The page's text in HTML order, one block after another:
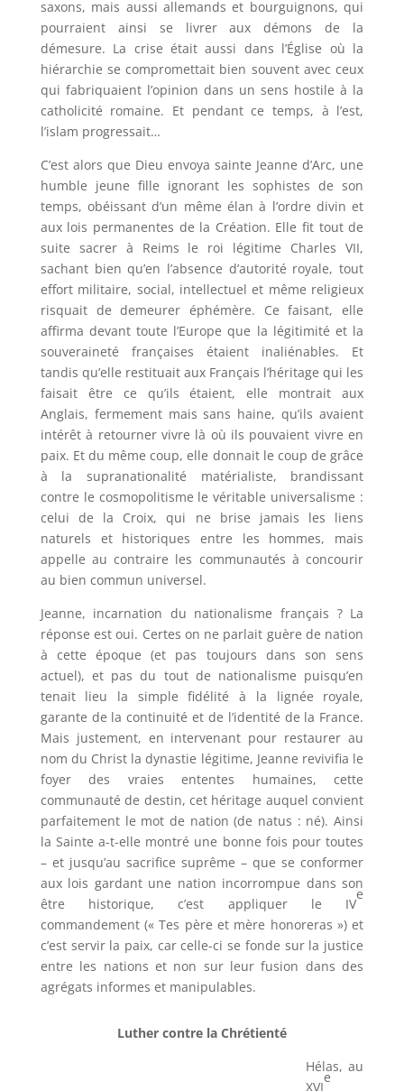
saxons, mais aussi allemands et bourguignons, qui
pourraient ainsi se livrer aux démons de la
démesure. La crise était aussi dans l’Église où la
hiérarchie se compromettait bien souvent avec ceux
qui fabriquaient l’opinion dans un sens hostile à la
catholicité romaine. Et pendant ce temps, à l’est,
l’islam progressait…
C’est alors que Dieu envoya sainte Jeanne d’Arc, une
humble jeune fille ignorant les sophistes de son
temps, obéissant d’un même élan à l’ordre divin et
aux lois permanentes de la Création. Elle fit tout de
suite sacrer à Reims le roi légitime Charles VII,
sachant bien qu’en l’absence d’autorité royale, tout
effort militaire, social, intellectuel et même religieux
risquait de demeurer éphémère. Ce faisant, elle
affirma devant toute l’Europe que la légitimité et la
souveraineté françaises étaient inaliénables. Et
tandis qu’elle restituait aux Français l’héritage qui les
faisait être ce qu’ils étaient, elle montrait aux
Anglais, fermement mais sans haine, qu’ils avaient
intérêt à retourner vivre là où ils pouvaient vivre en
paix. Et du même coup, elle donnait le coup de grâce
à la supranationalité matérialiste, brandissant
contre le cosmopolitisme le véritable universalisme :
celui de la Croix, qui ne brise jamais les liens
naturels et historiques entre les hommes, mais
appelle au contraire les communautés à concourir
au bien commun universel.
Jeanne, incarnation du nationalisme français ? La
réponse est oui. Certes on ne parlait guère de nation
à cette époque (et pas toujours dans son sens
actuel), et pas du tout de nationalisme puisqu’en
tenait lieu la simple fidélité à la lignée royale,
garante de la continuité et de l’identité de la France.
Mais justement, en intervenant pour restaurer au
nom du Christ la dynastie légitime, Jeanne revivifia le
foyer des vraies ententes humaines, cette
communauté de destin, cet héritage auquel convient
parfaitement le mot de nation (de natus : né). Ainsi
la Sainte a-t-elle montré une bonne fois pour toutes
– et jusqu’au sacrifice suprême – que se conformer
aux lois gardant une nation incorrompue dans son
être historique, c’est appliquer le IV
e
commandement (« Tes père et mère honoreras ») et
c’est servir la paix, car celle-ci se fonde sur la justice
entre les nations et non sur leur fusion dans des
agrégats informes et manipulables.
Luther contre la Chrétienté
Hélas, au
XVI
e